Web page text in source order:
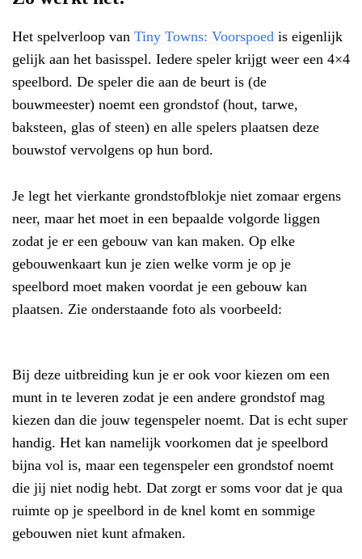
Het spelverloop van Tiny Towns: Voorspoed is eigenlijk
gelijk aan het basisspel. Iedere speler krijgt weer een 4×4
speelbord. De speler die aan de beurt is (de
bouwmeester) noemt een grondstof (hout, tarwe,
baksteen, glas of steen) en alle spelers plaatsen deze
bouwstof vervolgens op hun bord.
Je legt het vierkante grondstofblokje niet zomaar ergens
neer, maar het moet in een bepaalde volgorde liggen
zodat je er een gebouw van kan maken. Op elke
gebouwenkaart kun je zien welke vorm je op je
speelbord moet maken voordat je een gebouw kan
plaatsen. Zie onderstaande foto als voorbeeld:
Bij deze uitbreiding kun je er ook voor kiezen om een
munt in te leveren zodat je een andere grondstof mag
kiezen dan die jouw tegenspeler noemt. Dat is echt super
handig. Het kan namelijk voorkomen dat je speelbord
bijna vol is, maar een tegenspeler een grondstof noemt
die jij niet nodig hebt. Dat zorgt er soms voor dat je qua
ruimte op je speelbord in de knel komt en sommige
gebouwen niet kunt afmaken.